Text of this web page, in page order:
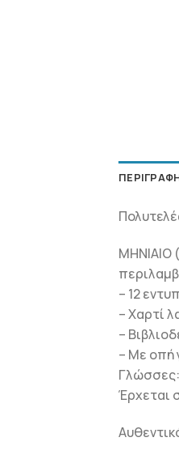
ΜΗΝΙΑΙΟ
– 12
– Χαρτί
–
– Με οπή
Γλώσσες:
Έρχεται